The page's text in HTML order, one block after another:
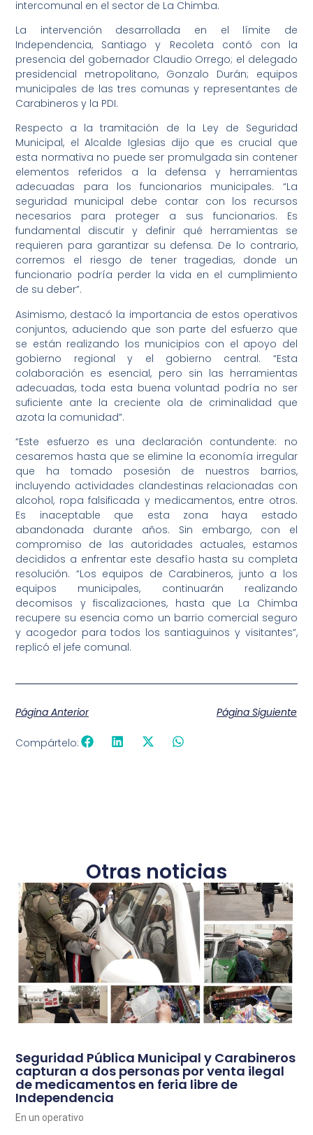
intercomunal en el sector de La Chimba.
La intervención desarrollada en el límite de
Independencia, Santiago y Recoleta contó con la
presencia del gobernador Claudio Orrego; el delegado
presidencial metropolitano, Gonzalo Durán; equipos
municipales de las tres comunas y representantes de
Carabineros y la PDI.
Respecto a la tramitación de la Ley de Seguridad
Municipal, el Alcalde Iglesias dijo que es crucial que
esta normativa no puede ser promulgada sin contener
elementos referidos a la defensa y herramientas
adecuadas para los funcionarios municipales. “La
seguridad municipal debe contar con los recursos
necesarios para proteger a sus funcionarios. Es
fundamental discutir y definir qué herramientas se
requieren para garantizar su defensa. De lo contrario,
corremos el riesgo de tener tragedias, donde un
funcionario podría perder la vida en el cumplimiento
de su deber”.
Asimismo, destacó la importancia de estos operativos
conjuntos, aduciendo que son parte del esfuerzo que
se están realizando los municipios con el apoyo del
gobierno regional y el gobierno central. “Esta
colaboración es esencial, pero sin las herramientas
adecuadas, toda esta buena voluntad podría no ser
suficiente ante la creciente ola de criminalidad que
azota la comunidad”.
“Este esfuerzo es una declaración contundente: no
cesaremos hasta que se elimine la economía irregular
que ha tomado posesión de nuestros barrios,
incluyendo actividades clandestinas relacionadas con
alcohol, ropa falsificada y medicamentos, entre otros.
Es inaceptable que esta zona haya estado
abandonada durante años. Sin embargo, con el
compromiso de las autoridades actuales, estamos
decididos a enfrentar este desafío hasta su completa
resolución. “Los equipos de Carabineros, junto a los
equipos municipales, continuarán realizando
decomisos y fiscalizaciones, hasta que La Chimba
recupere su esencia como un barrio comercial seguro
y acogedor para todos los santiaguinos y visitantes”,
replicó el jefe comunal.
Página Anterior Página Siguiente
Compártelo:
Otras noticias
Seguridad Pública Municipal y Carabineros
capturan a dos personas por venta ilegal
de medicamentos en feria libre de
Independencia
En un operativo